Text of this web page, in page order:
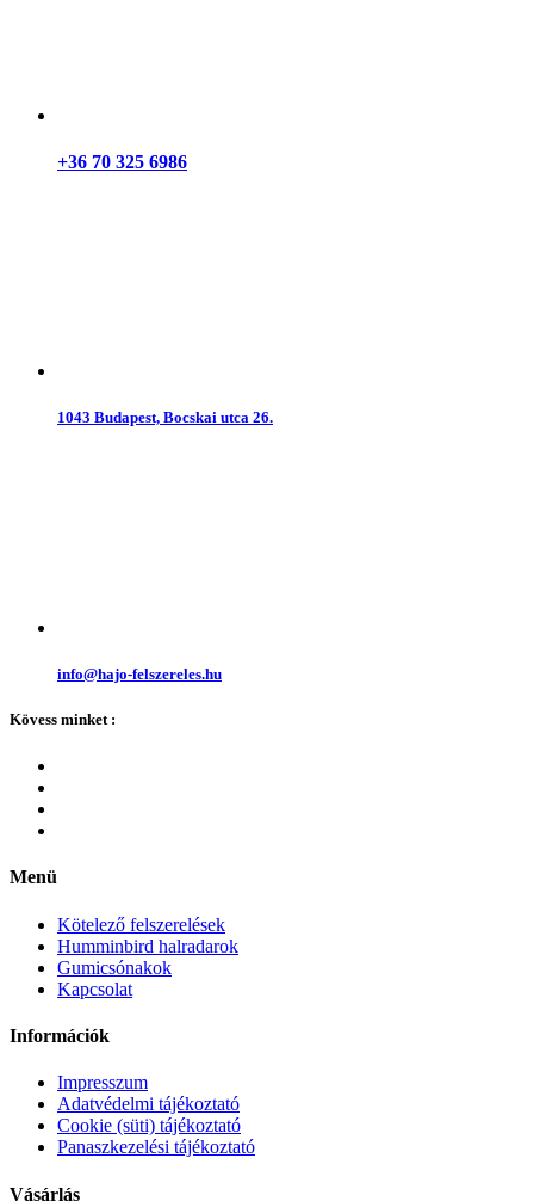
+36 70 325 6986
1043 Budapest, Bocskai utca 26.
info@hajo-felszereles.hu
Kövess minket :
Menü
Kötelező felszerelések
Humminbird halradarok
Gumicsónakok
Kapcsolat
Információk
Impresszum
Adatvédelmi tájékoztató
Cookie (süti) tájékoztató
Panaszkezelési tájékoztató
Vásárlás